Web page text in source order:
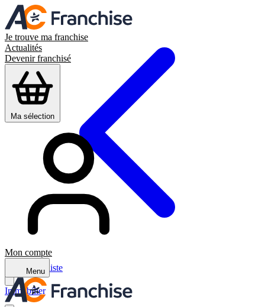
Je trouve ma franchise
Actualités
Devenir franchisé
Ma sélection
Mon compte
Menu
Retour à la liste
Immobilier